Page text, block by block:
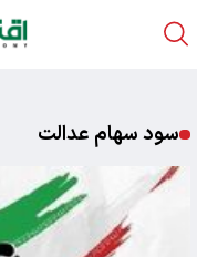
سود سهام عدالت